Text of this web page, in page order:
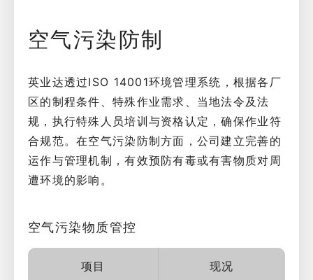
空气污染防制
英业达透过ISO 14001环境管理系统，根据各厂
区的制程条件、特殊作业需求、当地法令及法
规，执行特殊人员培训与资格认定，确保作业符
合规范。在空气污染防制方面，公司建立完善的
运作与管理机制，有效预防有毒或有害物质对周
遭环境的影响。
空气污染物质管控
项目 现况